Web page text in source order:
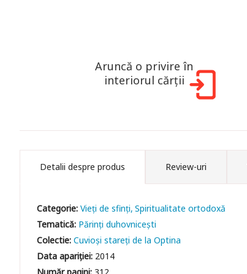
Aruncă o privire în
interiorul cărții
Detalii despre produs Review-uri
Categorie:Vieți de sfinți Spiritualitate ortodoxă
Tematică: Părinți duhovnicești
Colectie:Cuvioși stareți de la Optina
Data apariției: 2014